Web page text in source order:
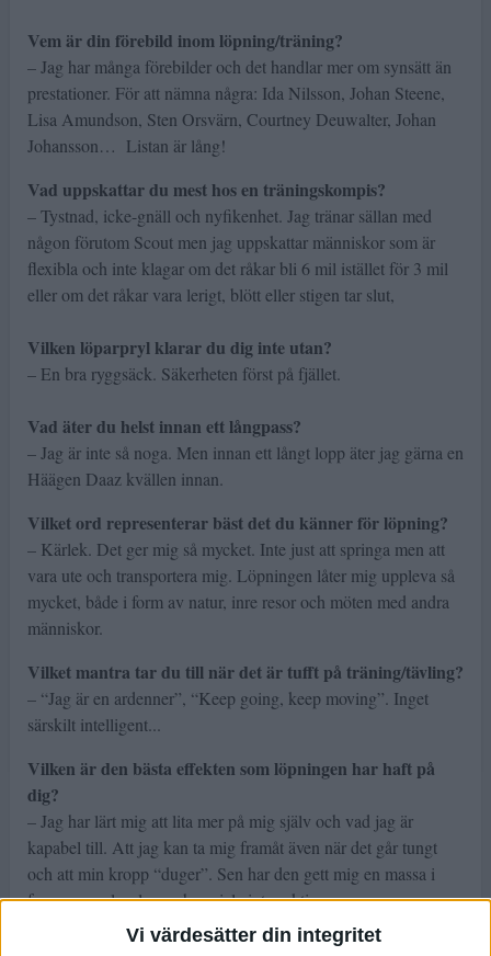
Vi värdesätter din integritet
Vem är din förebild inom löpning/träning?
– Jag har många förebilder och det handlar mer om synsätt än
prestationer. För att nämna några: Ida Nilsson, Johan Steene,
Lisa Amundson, Sten Orsvärn, Courtney Deuwalter, Johan
Johansson… Listan är lång!
Vad uppskattar du mest hos en träningskompis?
– Tystnad, icke-gnäll och nyfikenhet. Jag tränar sällan med
någon förutom Scout men jag uppskattar människor som är
flexibla och inte klagar om det råkar bli 6 mil istället för 3 mil
eller om det råkar vara lerigt, blött eller stigen tar slut,
Vilken löparpryl klarar du dig inte utan?
– En bra ryggsäck. Säkerheten först på fjället.
Vad äter du helst innan ett långpass?
– Jag är inte så noga. Men innan ett långt lopp äter jag gärna en
Häägen Daaz kvällen innan.
Vilket ord representerar bäst det du känner för löpning?
– Kärlek. Det ger mig så mycket. Inte just att springa men att
vara ute och transportera mig. Löpningen låter mig uppleva så
mycket, både i form av natur, inre resor och möten med andra
människor.
Vilket mantra tar du till när det är tufft på träning/tävling?
– “Jag är en ardenner”, “Keep going, keep moving”. Inget
särskilt intelligent...
Vilken är den bästa effekten som löpningen har haft på
dig?
– Jag har lärt mig att lita mer på mig själv och vad jag är
kapabel till. Att jag kan ta mig framåt även när det går tungt
och att min kropp “duger”. Sen har den gett mig en massa i
form av upplevelser och sociala interraktioner.